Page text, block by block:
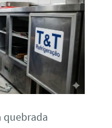
quebrada